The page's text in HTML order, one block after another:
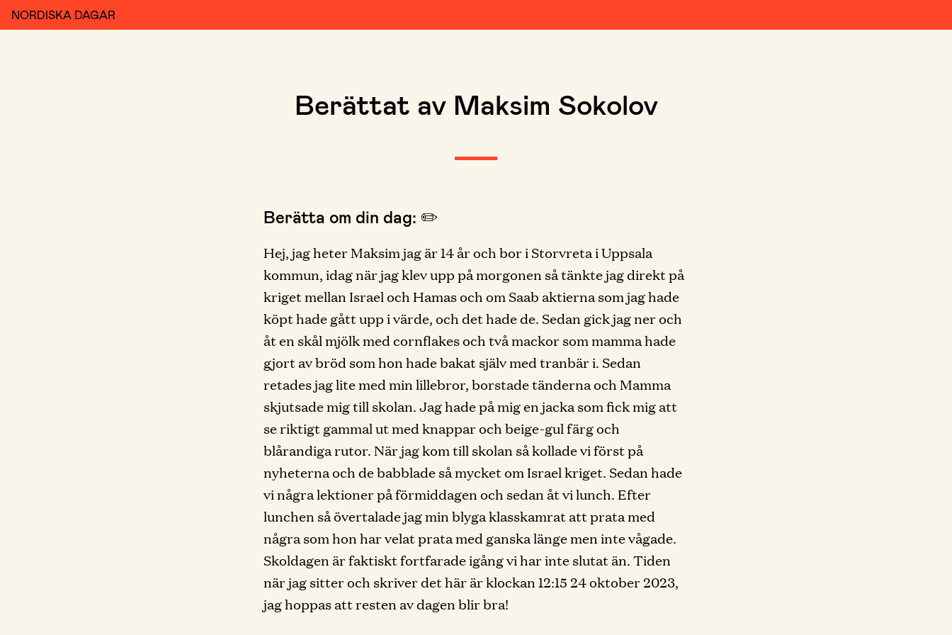
NORDISKA DAGAR
Berättat av Maksim Sokolov
Berätta om din dag: ✏️
Hej, jag heter Maksim jag är 14 år och bor i Storvreta i Uppsala
kommun, idag när jag klev upp på morgonen så tänkte jag direkt på
kriget mellan Israel och Hamas och om Saab aktierna som jag hade
köpt hade gått upp i värde, och det hade de. Sedan gick jag ner och
åt en skål mjölk med cornflakes och två mackor som mamma hade
gjort av bröd som hon hade bakat själv med tranbär i. Sedan
retades jag lite med min lillebror, borstade tänderna och Mamma
skjutsade mig till skolan. Jag hade på mig en jacka som fick mig att
se riktigt gammal ut med knappar och beige-gul färg och
blårandiga rutor. När jag kom till skolan så kollade vi först på
nyheterna och de babblade så mycket om Israel kriget. Sedan hade
vi några lektioner på förmiddagen och sedan åt vi lunch. Efter
lunchen så övertalade jag min blyga klasskamrat att prata med
några som hon har velat prata med ganska länge men inte vågade.
Skoldagen är faktiskt fortfarade igång vi har inte slutat än. Tiden
när jag sitter och skriver det här är klockan 12:15 24 oktober 2023,
jag hoppas att resten av dagen blir bra!